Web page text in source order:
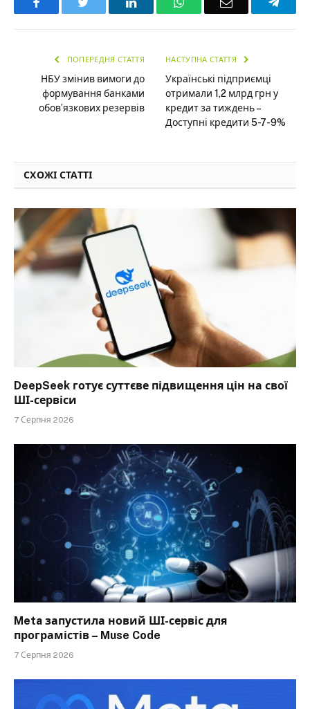
ПОПЕРЕДНЯ СТАТТЯ
НБУ змінив вимоги до
формування банками
обов’язкових резервів
НАСТУПНА СТАТТЯ
Українські підприємці
отримали 1,2 млрд грн у
кредит за тиждень –
Доступні кредити 5-7-9%
СХОЖІ СТАТТІ
DeepSeek готує суттєве підвищення цін на свої
ШІ-сервіси
7 Серпня 2026
Meta запустила новий ШІ-сервіс для
програмістів – Muse Code
7 Серпня 2026